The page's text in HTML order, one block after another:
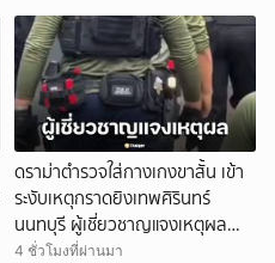
ดราม่าตำรวจใส่กางเกงขาสั้น เข้า
ระงับเหตุกราดยิงเทพศิรินทร์
นนทบุรี ผู้เชี่ยวชาญแจงเหตุผล
ด้านยุทธวิธี
4 ชั่วโมงที่ผ่านมา